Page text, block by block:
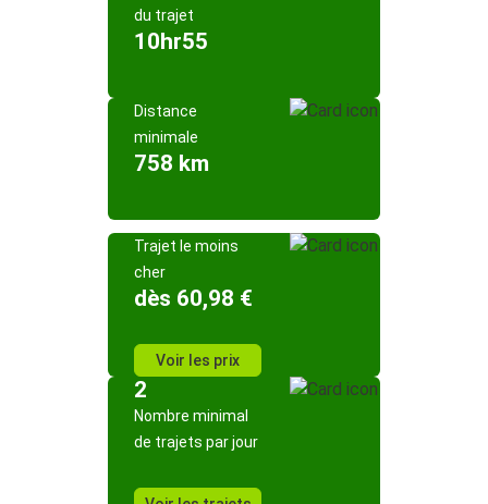
du trajet
10hr55
Distance
minimale
758 km
Trajet le moins
cher
dès 60,98 €
Voir les prix
2
Nombre minimal
de trajets par jour